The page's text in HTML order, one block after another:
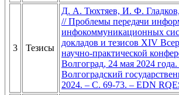
3 Тезисы
Д. А. Тюхтяев, И. Ф.
// Проблемы передачи
инфокоммуникационных
докладов и тезисов XIV
научно-практической
Волгоград, 24 мая 2024
Волгоградский
2024. – С. 69-73. – EDN